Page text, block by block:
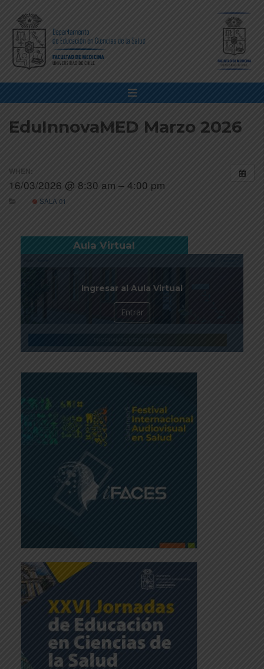
EduInnovaMED Marzo 2026
WHEN:
16/03/2026 @ 8:30 am – 4:00 pm
SALA 01
Aula Virtual
Ingresar al Aula Virtual
Entrar